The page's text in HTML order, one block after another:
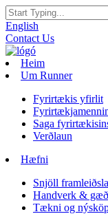
English
Contact Us
Heim
Um Runner
Fyrirtækis yfirlit
Saga
Verðlaun
Hæfni
Snjöll framleiðsla
Handverk &
Tækni og